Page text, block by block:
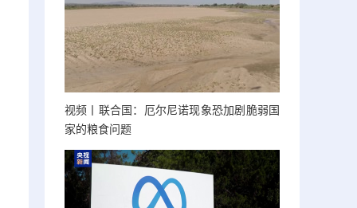
视频丨联合国：厄尔尼诺现象恐加剧脆弱国
家的粮食问题